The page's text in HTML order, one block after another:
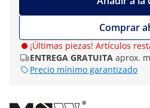
Comprar
¡Últimas piezas! Artículos
ENTREGA GRATUITA aprox.
Precio mínimo garantizado